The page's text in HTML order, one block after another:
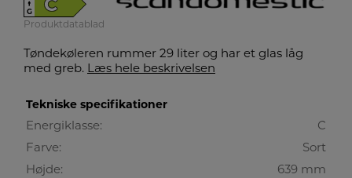
↑
G
Produktdatablad
Tøndekøleren rummer 29 liter og har et glas låg
med greb. Læs hele beskrivelsen
Tekniske specifikationer
Energiklasse:
C
Farve:
Sort
Højde:
639 mm